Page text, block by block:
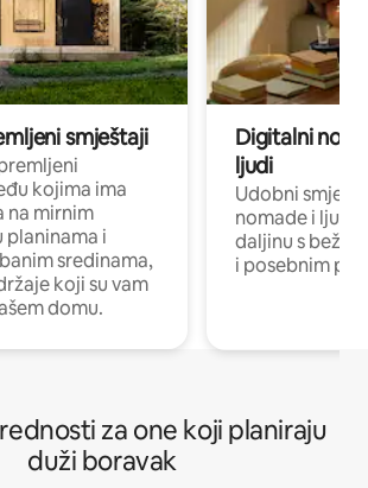
smještaji
kojima ima
na mirnim
planinama i
sredinama,
koji su vam
domu.
Digitalni
ljudi
Udobni
nomade i ljude
daljinu s
i posebnim
za one koji planiraju
duži boravak